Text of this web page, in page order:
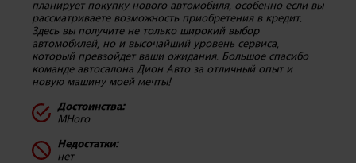
планирует покупку нового автомобиля, особенно если вы
рассматриваете возможность приобретения в кредит.
Здесь вы получите не только широкий выбор
автомобилей, но и высочайший уровень сервиса,
который превзойдет ваши ожидания. Большое спасибо
команде автосалона Дион Авто за отличный опыт и
новую машину моей мечты!
Достоинства:
МНого
Недостатки:
нет